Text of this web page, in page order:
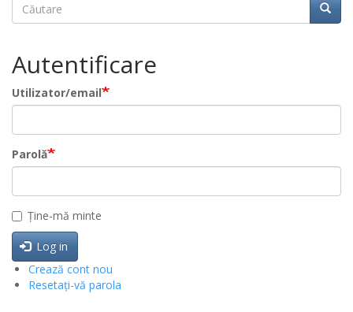
Căutare
Autentificare
Utilizator/email
Parolă
Ține-mă minte
Log in
Crează cont nou
Resetați-vă parola